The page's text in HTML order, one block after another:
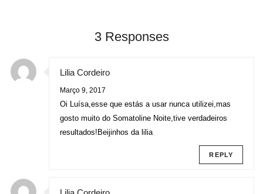
3 Responses
Lilia Cordeiro
Março 9, 2017
Oi Luísa,esse que estás a usar nunca utilizei,mas
gosto muito do Somatoline Noite,tive verdadeiros
resultados!Beijinhos da lilia
REPLY